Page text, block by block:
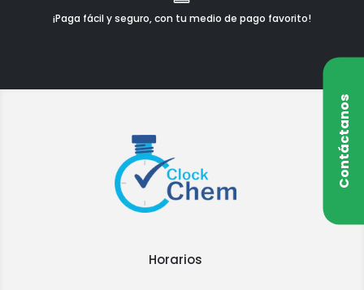
¡Paga fácil y seguro, con tu medio de pago favorito!
Contáctanos
Horarios